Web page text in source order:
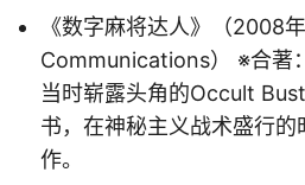
《数字麻将达人》（2008
Communications） ※合著
当时崭露头角的Occult
书，在神秘主义战术盛行
作。